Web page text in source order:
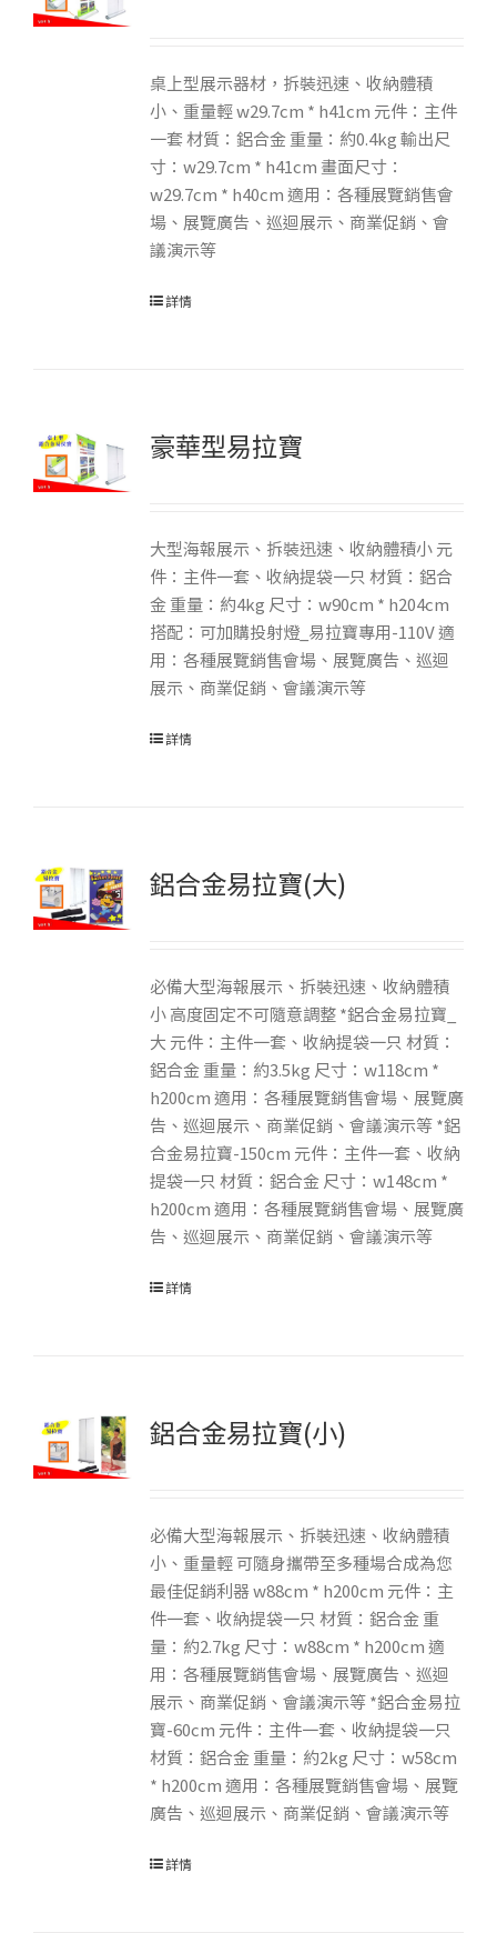
桌上型展示器材，拆裝迅速、收納體積
小、重量輕 w29.7cm * h41cm 元件：主件
一套 材質：鋁合金 重量：約0.4kg 輸出尺
寸：w29.7cm * h41cm 畫面尺寸：
w29.7cm * h40cm 適用：各種展覽銷售會
場、展覽廣告、巡迴展示、商業促銷、會
議演示等
詳情
豪華型易拉寶
大型海報展示、拆裝迅速、收納體積小 元
件：主件一套、收納提袋一只 材質：鋁合
金 重量：約4kg 尺寸：w90cm * h204cm
搭配：可加購投射燈_易拉寶專用-110V 適
用：各種展覽銷售會場、展覽廣告、巡迴
展示、商業促銷、會議演示等
詳情
鋁合金易拉寶(大)
必備大型海報展示、拆裝迅速、收納體積
小 高度固定不可隨意調整 *鋁合金易拉寶_
大 元件：主件一套、收納提袋一只 材質：
鋁合金 重量：約3.5kg 尺寸：w118cm *
h200cm 適用：各種展覽銷售會場、展覽廣
告、巡迴展示、商業促銷、會議演示等 *鋁
合金易拉寶-150cm 元件：主件一套、收納
提袋一只 材質：鋁合金 尺寸：w148cm *
h200cm 適用：各種展覽銷售會場、展覽廣
告、巡迴展示、商業促銷、會議演示等
詳情
鋁合金易拉寶(小)
必備大型海報展示、拆裝迅速、收納體積
小、重量輕 可隨身攜帶至多種場合成為您
最佳促銷利器 w88cm * h200cm 元件：主
件一套、收納提袋一只 材質：鋁合金 重
量：約2.7kg 尺寸：w88cm * h200cm 適
用：各種展覽銷售會場、展覽廣告、巡迴
展示、商業促銷、會議演示等 *鋁合金易拉
寶-60cm 元件：主件一套、收納提袋一只
材質：鋁合金 重量：約2kg 尺寸：w58cm
* h200cm 適用：各種展覽銷售會場、展覽
廣告、巡迴展示、商業促銷、會議演示等
詳情